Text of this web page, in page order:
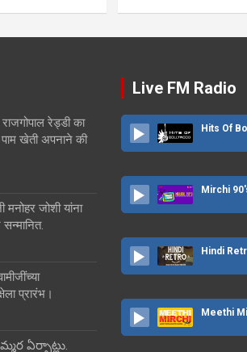
रेड्डी का
खेती अपनाने की
मनोहर जोशी यांना
प्रारंभ।
ఏర్పాట్లు.
Live FM Radio
Hits Of
Mirchi
Hindi
Meethi